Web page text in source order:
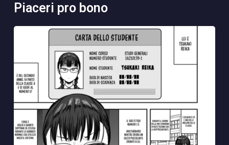
piaceri pro bono